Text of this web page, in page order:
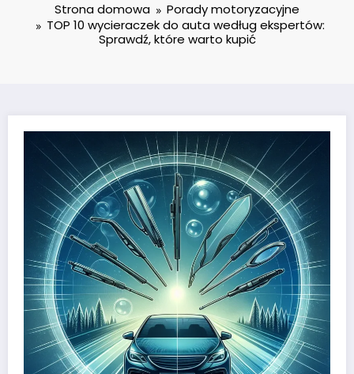
Strona domowa
Porady motoryzacyjne
TOP 10 wycieraczek do auta według ekspertów:
Sprawdź, które warto kupić